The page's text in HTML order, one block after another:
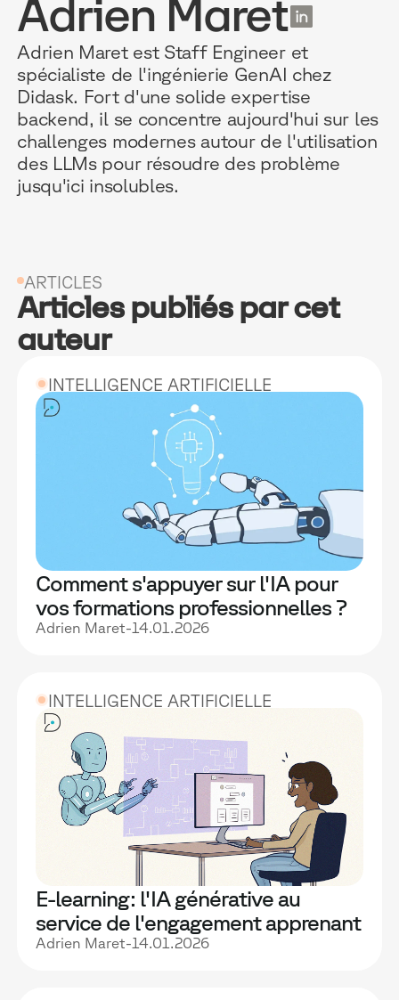
NOS
CLIENTS &
POURQUOI
TECHNOLOGIE
INTÉGRATIONS
BLOG
Adrien Maret
Adrien Maret est Staff Engineer et
spécialiste de l'ingénierie GenAI chez
Didask. Fort d'une solide expertise
backend, il se concentre aujourd'hui sur les
challenges modernes autour de l'utilisation
des LLMs pour résoudre des problème
jusqu'ici insolubles.
ARTICLES
Articles publiés par cet
auteur
INTELLIGENCE ARTIFICIELLE
Comment s'appuyer sur l'IA pour
vos formations professionnelles ?
Adrien Maret-14.01.2026
INTELLIGENCE ARTIFICIELLE
E-learning: l'IA générative au
service de l'engagement apprenant
Adrien Maret-14.01.2026